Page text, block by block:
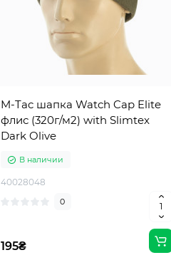
M-Tac шапка Watch Cap Elite
флис (320г/м2) with Slimtex
Dark Olive
В наличии
40028048
0
195₴